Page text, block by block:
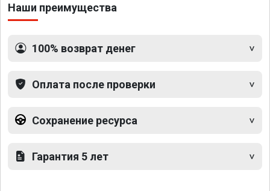
Наши преимущества
100% возврат денег
Оплата после проверки
Сохранение ресурса
Гарантия 5 лет